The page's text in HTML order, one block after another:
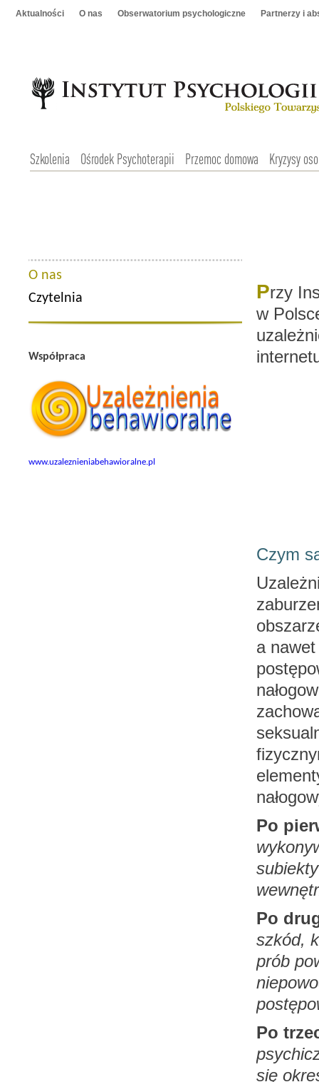
Aktualności O nas Obserwatorium psychologiczne Partnerzy i
Szkolenia Ośrodek Psychoterapii Przemoc domowa Kryzysy
O nas
Czytelnia
Współpraca
www.uzaleznieniabehawioralne.pl
Przy
w
Czym
a
Po
Po
szkód,
prób
Po
się